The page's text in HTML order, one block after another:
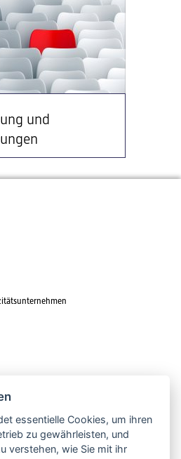
und
abonnieren
essentielle Cookies, um ihren
zu gewährleisten, und
verstehen, wie Sie mit ihr